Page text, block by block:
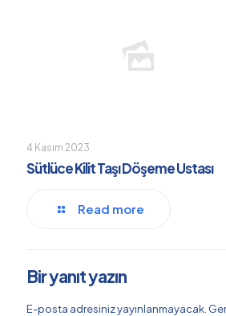
4 Kasım 2023
Sütlüce Kilit Taşı Döşeme Ustası
Read more
Bir yanıt yazın
E-posta adresiniz yayınlanmayacak.